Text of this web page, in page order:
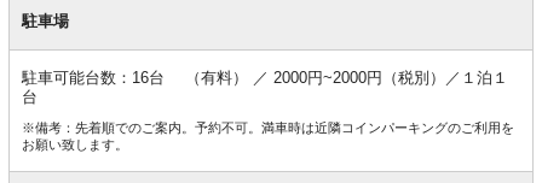
駐車場
駐車可能台数：16台 （有料） ／ 2000円~2000円（税別）／１泊１
台
※備考：先着順でのご案内。予約不可。満車時は近隣コインパーキングのご利用を
お願い致します。